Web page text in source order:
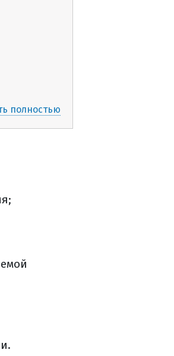
полностью